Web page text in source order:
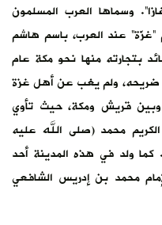
وسماها العرب المسلمون
عند العرب، باسم هاشم
بتجارته منها نحو مكة عام
ضريحه، ولم يغب عن أهل غزة
وبين قريش ومكة، حيث تأوي
محمد (صلى الله عليه
ولد في هذه المدينة أحد
محمد بن إدريس الشافعي